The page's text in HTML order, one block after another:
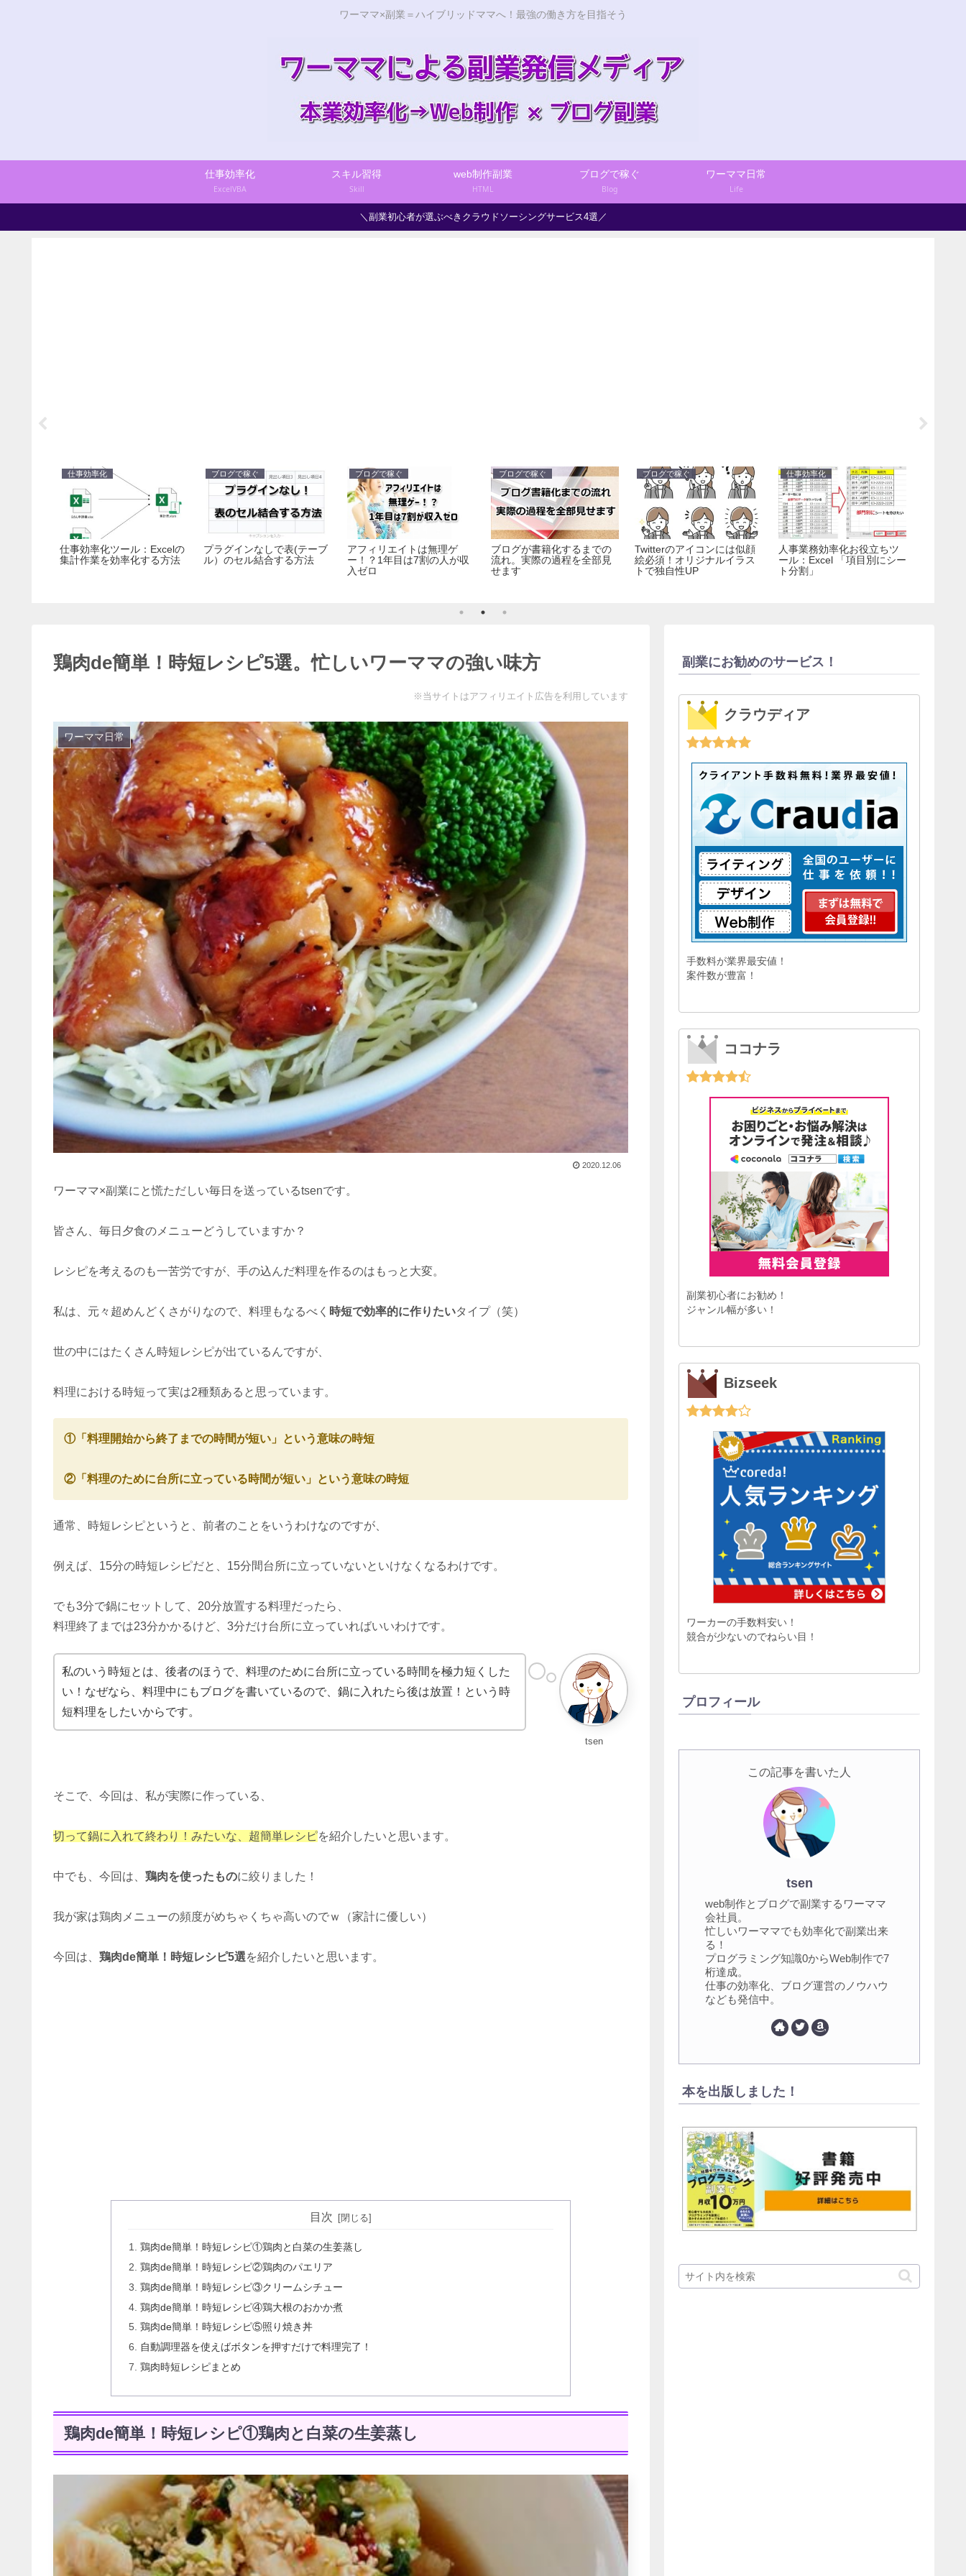
ワーママ×副業＝ハイブリッドママへ！最強の働き方を目指そう
仕事効率化
ExcelVBA
スキル習得
Skill
web制作副業
HTML
ブログで稼ぐ
Blog
ワーママ日常
Life
＼副業初心者が選ぶべきクラウドソーシングサービス4選／
仕事効率化
仕事効率化ツール：Excelの
集計作業を効率化する方法
ブログで稼ぐ
プラグインなしで表(テーブ
ル）のセル結合する方法
ブログで稼ぐ
アフィリエイトは無理ゲ
ー！？1年目は7割の人が収
入ゼロ
ブログで稼ぐ
ブログが書籍化するまでの
流れ。実際の過程を全部見
せます
ブログで稼ぐ
Twitterのアイコンには似顔
絵必須！オリジナルイラス
トで独自性UP
仕事効率化
人事業務効率化お役立ちツ
ール：Excel 「項目別にシー
ト分割」
鶏肉de簡単！時短レシピ5選。忙しいワーママの強い味方
※当サイトはアフィリエイト広告を利用しています
ワーママ日常
2020.12.06
ワーママ×副業にと慌ただしい毎日を送っているtsenです。
皆さん、毎日夕食のメニューどうしていますか？
レシピを考えるのも一苦労ですが、手の込んだ料理を作るのはもっと大変。
私は、元々超めんどくさがりなので、料理もなるべく 時短で効率的に作りたいタイプ（笑）
世の中にはたくさん時短レシピが出ているんですが、
料理における時短って実は2種類あると思っています。
①「料理開始から終了までの時間が短い」という意味の時短
②「料理のために台所に立っている時間が短い」という意味の時短
通常、時短レシピというと、前者のことをいうわけなのですが、
例えば、15分の時短レシピだと、15分間台所に立っていないといけなくなるわけです。
でも3分で鍋にセットして、20分放置する料理だったら、
料理終了までは23分かかるけど、3分だけ台所に立っていればいいわけです。
tsen
私のいう時短とは、後者のほうで、料理のために台所に立っている時間を極力短くした
い！なぜなら、料理中にもブログを書いているので、鍋に入れたら後は放置！という時
短料理をしたいからです。
そこで、今回は、私が実際に作っている、
切って鍋に入れて終わり！みたいな、超簡単レシピを紹介したいと思います。
中でも、今回は、 鶏肉を使ったものに絞りました！
我が家は鶏肉メニューの頻度がめちゃくちゃ高いのでｗ（家計に優しい）
今回は、 鶏肉de簡単！時短レシピ5選を紹介したいと思います。
目次
鶏肉de簡単！時短レシピ①鶏肉と白菜の生姜蒸し
鶏肉de簡単！時短レシピ②鶏肉のパエリア
鶏肉de簡単！時短レシピ③クリームシチュー
鶏肉de簡単！時短レシピ④鶏大根のおかか煮
鶏肉de簡単！時短レシピ⑤照り焼き丼
自動調理器を使えばボタンを押すだけで料理完了！
鶏肉時短レシピまとめ
鶏肉de簡単！時短レシピ①鶏肉と白菜の生姜蒸し
副業にお勧めのサービス！
クラウディア
手数料が業界最安値！
案件数が豊富！
ココナラ
副業初心者にお勧め！
ジャンル幅が多い！
Bizseek
ワーカーの手数料安い！
競合が少ないのでねらい目！
プロフィール
この記事を書いた人
tsen
web制作とブログで副業するワーママ
会社員。
忙しいワーママでも効率化で副業出来
る！
プログラミング知識0からWeb制作で7
桁達成。
仕事の効率化、ブログ運営のノウハウ
なども発信中。
本を出版しました！